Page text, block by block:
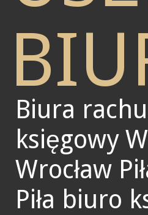
Biura
księgowy
Wrocław
Piła biuro